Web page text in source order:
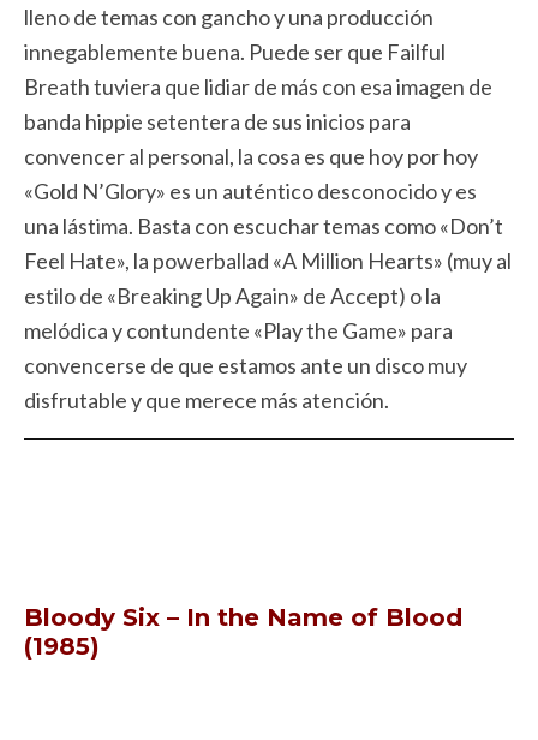
lleno de temas con gancho y una producción
innegablemente buena. Puede ser que Failful
Breath tuviera que lidiar de más con esa imagen de
banda hippie setentera de sus inicios para
convencer al personal, la cosa es que hoy por hoy
«Gold N’Glory» es un auténtico desconocido y es
una lástima. Basta con escuchar temas como «Don’t
Feel Hate», la powerballad «A Million Hearts» (muy al
estilo de «Breaking Up Again» de Accept) o la
melódica y contundente «Play the Game» para
convencerse de que estamos ante un disco muy
disfrutable y que merece más atención.
Bloody Six – In the Name of Blood
(1985)